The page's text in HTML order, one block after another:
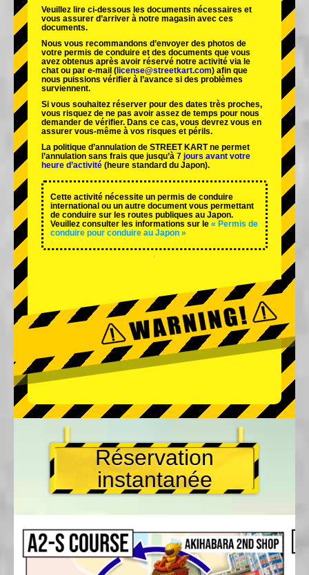
Veuillez lire ci-dessous les documents nécessaires et
vous assurer d’arriver à notre magasin avec ces
documents.
Nous vous recommandons d’envoyer des photos de
votre permis de conduire et des documents que vous
avez obtenus après avoir réservé notre activité via le
chat ou par e-mail ( license@streetkart.com) afin que
nous puissions vérifier à l’avance si des problèmes
surviennent.
Si vous souhaitez réserver pour des dates très proches,
vous risquez de ne pas avoir assez de temps pour nous
demander de vérifier. Dans ce cas, vous devrez vous en
assurer vous-même à vos risques et périls.
La politique d’annulation de STREET KART ne permet
l’annulation sans frais que jusqu’à 7 jours avant votre
heure d’activité (heure standard du Japon).
Cette activité nécessite un permis de conduire
international ou un autre document vous permettant
de conduire sur les routes publiques au Japon.
Veuillez consulter les informations sur le « Permis de
conduire pour conduire au Japon »
Réservation
instantanée